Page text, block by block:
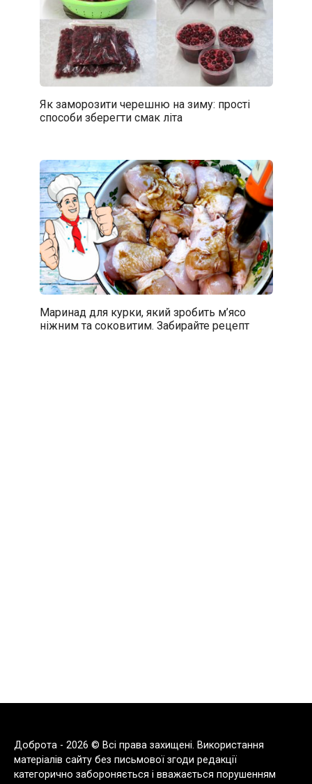
Як заморозити черешню на зиму: прості
способи зберегти смак літа
Маринад для курки, який зробить м’ясо
ніжним та соковитим. Забирайте рецепт
Доброта - 2026 © Всі права захищені. Використання
матеріалів сайту без письмової згоди редакції
категорично забороняється і вважається порушенням